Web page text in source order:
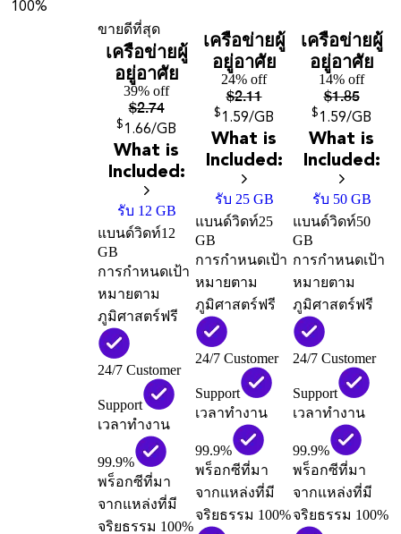
100%
ขายดีที่สุด
เครือข่ายผู้
อยู่อาศัย
39% off
$2.74
$ 1 .66/GB
What is
Included:
รับ 12 GB
แบนด์วิดท์12
GB
การกำหนดเป้า
หมายตาม
ภูมิศาสตร์ฟรี
24/7 Customer
Support
เวลาทำงาน
99.9%
พร็อกซีที่มา
จากแหล่งที่มี
จริยธรรม 100%
เครือข่ายผู้
อยู่อาศัย
24% off
$2.11
$ 1 .59/GB
What is
Included:
รับ 25 GB
แบนด์วิดท์25
GB
การกำหนดเป้า
หมายตาม
ภูมิศาสตร์ฟรี
24/7 Customer
Support
เวลาทำงาน
99.9%
พร็อกซีที่มา
จากแหล่งที่มี
จริยธรรม 100%
เครือข่ายผู้
อยู่อาศัย
14% off
$1.85
$ 1 .59/GB
What is
Included:
รับ 50 GB
แบนด์วิดท์50
GB
การกำหนดเป้า
หมายตาม
ภูมิศาสตร์ฟรี
24/7 Customer
Support
เวลาทำงาน
99.9%
พร็อกซีที่มา
จากแหล่งที่มี
จริยธรรม 100%